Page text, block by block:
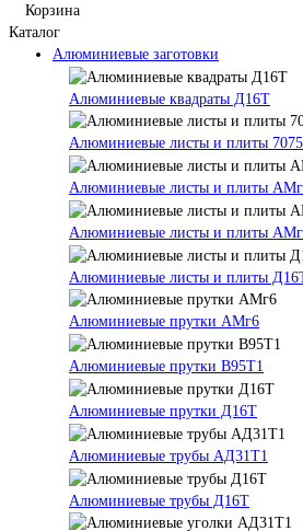
Корзина
Каталог
Алюминиевые заготовки
Алюминиевые квадраты Д16Т
Алюминиевые листы и плиты
Алюминиевые листы и плиты
Алюминиевые листы и плиты
Алюминиевые листы и плиты
Алюминиевые прутки АМг6
Алюминиевые прутки В95Т1
Алюминиевые прутки Д16Т
Алюминиевые трубы АД31Т1
Алюминиевые трубы Д16Т